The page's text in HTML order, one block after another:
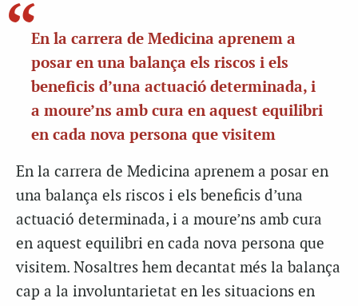
En la carrera de Medicina aprenem a
posar en una balança els riscos i els
beneficis d’una actuació determinada, i
a moure’ns amb cura en aquest equilibri
en cada nova persona que visitem
En la carrera de Medicina aprenem a posar en
una balança els riscos i els beneficis d’una
actuació determinada, i a moure’ns amb cura
en aquest equilibri en cada nova persona que
visitem. Nosaltres hem decantat més la balança
cap a la involuntarietat en les situacions en